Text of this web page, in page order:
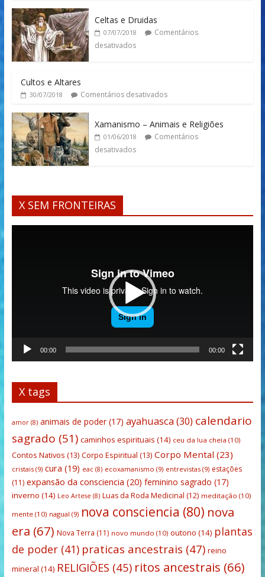
Celtas e Druidas
07/07/2018
Comentários
desativados
Cultos e Altares
30/07/2018 Comentários desativados
Xamanismo – Animais e Religiões
01/06/2018
Comentários
desativados
X SEM FRONTEIRAS
00:00 00:00
X tags
amor(8) animais de poder(17) ayahuasca(30) calendario
sagrado (51) caminhos espirituais (14) ceu da lua cheia (10)
Contos Nativos (13) Corpo Espiritual (13) Corpo Mental (23)
cristais(9) cura (19) eac(8) ecoxamanismo (9) entrevistas(9) estações
(11) expansão da consciencia (20) feminino sagrado (17)
inverno (14) Leo Artese (8) Luas da Roda Medicinal (12) meditação (10)
mente(10) nagual (9) nova consciencia (80) nova
era (67) Nova Terra (11) novo mundo (10) outono (14) plantas
de poder(41) praticas ancestrais (47) reino
mineral (14) RELIGIÕES (45) ritos ancestrais (66)